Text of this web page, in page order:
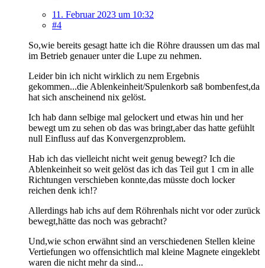
11. Februar 2023 um 10:32
#4
So,wie bereits gesagt hatte ich die Röhre draussen um das mal
im Betrieb genauer unter die Lupe zu nehmen.
Leider bin ich nicht wirklich zu nem Ergebnis
gekommen...die Ablenkeinheit/Spulenkorb saß bombenfest,da
hat sich anscheinend nix gelöst.
Ich hab dann selbige mal gelockert und etwas hin und her
bewegt um zu sehen ob das was bringt,aber das hatte gefühlt
null Einfluss auf das Konvergenzproblem.
Hab ich das vielleicht nicht weit genug bewegt? Ich die
Ablenkeinheit so weit gelöst das ich das Teil gut 1 cm in alle
Richtungen verschieben konnte,das müsste doch locker
reichen denk ich!?
Allerdings hab ichs auf dem Röhrenhals nicht vor oder zurück
bewegt,hätte das noch was gebracht?
Und,wie schon erwähnt sind an verschiedenen Stellen kleine
Vertiefungen wo offensichtlich mal kleine Magnete eingeklebt
waren die nicht mehr da sind...